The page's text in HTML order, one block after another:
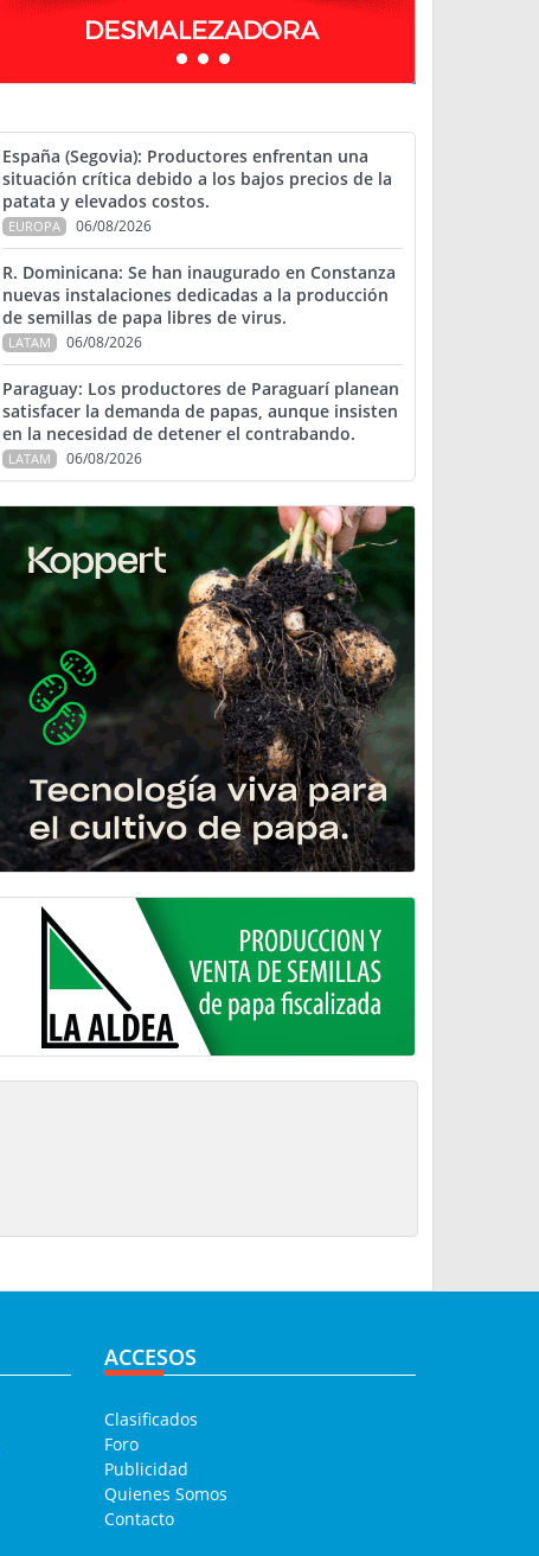
España (Segovia): Productores enfrentan una
situación crítica debido a los bajos precios de la
patata y elevados costos.
EUROPA 06/08/2026
R. Dominicana: Se han inaugurado en Constanza
nuevas instalaciones dedicadas a la producción
de semillas de papa libres de virus.
LATAM 06/08/2026
Paraguay: Los productores de Paraguarí planean
satisfacer la demanda de papas, aunque insisten
en la necesidad de detener el contrabando.
LATAM 06/08/2026
ACCESOS
Clasificados
Foro
Publicidad
Quienes Somos
Contacto